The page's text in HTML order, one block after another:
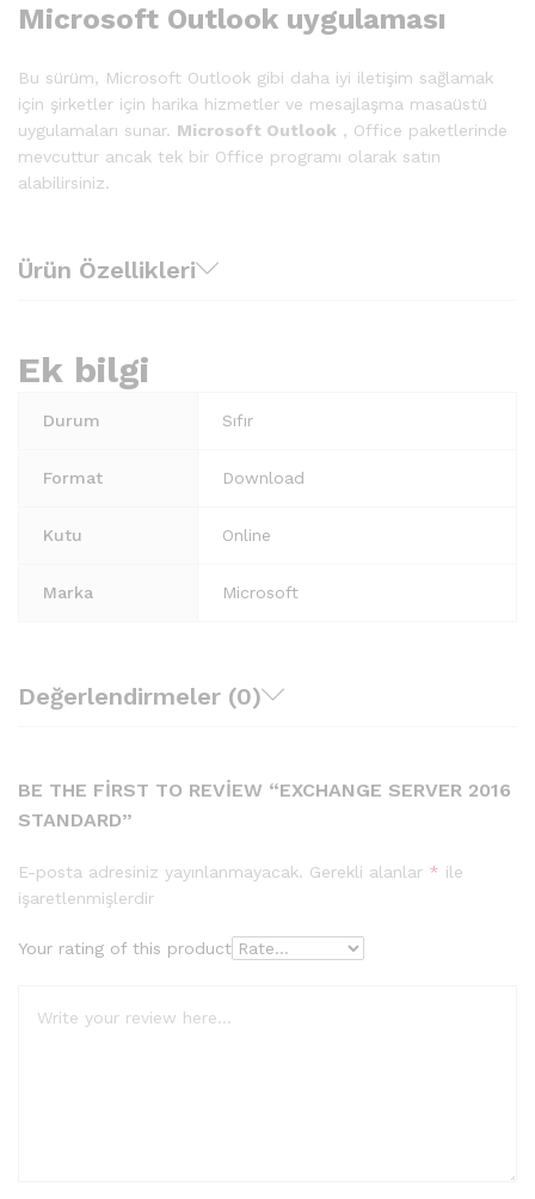
Microsoft Outlook uygulaması
Bu sürüm, Microsoft Outlook gibi daha iyi iletişim sağlamak
için şirketler için harika hizmetler ve mesajlaşma masaüstü
uygulamaları sunar. Microsoft Outlook , Office paketlerinde
mevcuttur ancak tek bir Office programı olarak satın
alabilirsiniz.
Ürün Özellikleri
Ek bilgi
Durum Sıfır
Format Download
Kutu Online
Marka Microsoft
Değerlendirmeler (0)
BE THE FIRST TO REVIEW “EXCHANGE SERVER 2016
STANDARD”
E-posta adresiniz yayınlanmayacak. Gerekli alanlar * ile
işaretlenmişlerdir
Your rating of this product